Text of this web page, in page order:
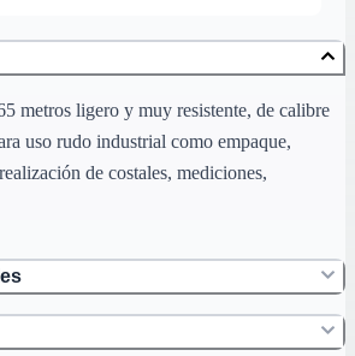
metros ligero y muy resistente, de calibre
uso rudo industrial como empaque,
de costales, mediciones,